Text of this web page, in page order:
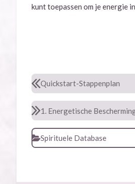
kunt toepassen om je energie
Quickstart-Stappenplan
1. Energetische
Spirituele Database